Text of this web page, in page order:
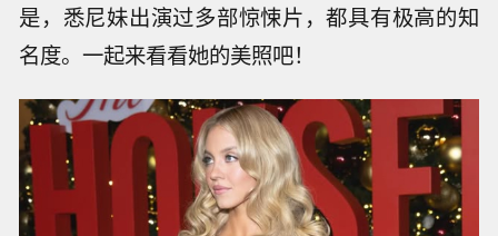
是，悉尼妹出演过多部惊悚片，都具有极高的知
名度。一起来看看她的美照吧！